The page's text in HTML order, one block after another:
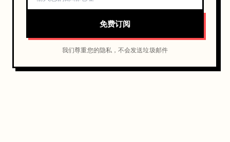
免费订阅
我们尊重您的隐私，不会发送垃圾邮件